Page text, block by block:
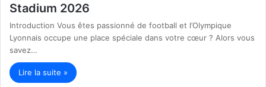
Stadium 2026
Introduction Vous êtes passionné de football et l’Olympique
Lyonnais occupe une place spéciale dans votre cœur ? Alors vous
savez…
Lire la suite »